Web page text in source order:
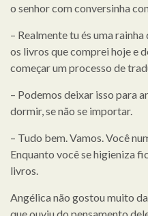
o senhor com conversinha
– Realmente tu és uma
os livros que comprei hoje e
começar um processo de
– Podemos deixar isso para
dormir, se não se importar.
– Tudo bem. Vamos. Você
Enquanto você se higieniza
livros.
Angélica não gostou muito
que ouviu do pensamento